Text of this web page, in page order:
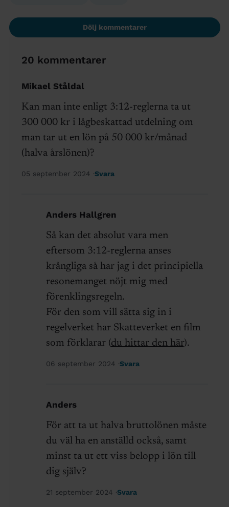
Dölj kommentarer
20 kommentarer
Mikael Ståldal
Kan man inte enligt 3:12-reglerna ta ut
300 000 kr i lågbeskattad utdelning om
man tar ut en lön på 50 000 kr/månad
(halva årslönen)?
05 september 2024 Svara
Anders Hallgren
Så kan det absolut vara men
eftersom 3:12-reglerna anses
krångliga så har jag i det principiella
resonemanget nöjt mig med
förenklingsregeln.
För den som vill sätta sig in i
regelverket har Skatteverket en film
som förklarar (du hittar den här).
06 september 2024 Svara
Anders
För att ta ut halva bruttolönen måste
du väl ha en anställd också, samt
minst ta ut ett viss belopp i lön till
dig själv?
21 september 2024 Svara